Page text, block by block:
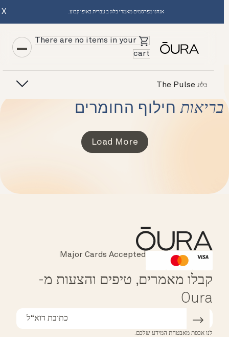
אנחנו מפרסמים מאמרי בלוג ב עברית באופן קבוע. X
There are no items in your
cart
בלוגThe Pulse
בריאותחילוף החומרים
Load More
HSA/FSA Eligible
Affirm
Instant Checkout
Major Cards Accepted
קבלו מאמרים, טיפים והצעות מ-
Oura
לנו אכפת מאבטחת המידע שלכם.